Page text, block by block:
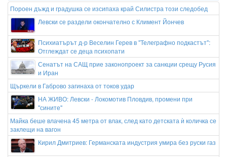
Пороен дъжд и градушка се изсипаха край Силистра този следобед
Левски се раздели окончателно с Климент Йончев
Психиатърът д-р Веселин Герев в "Телеграфно подкастът":
Отглеждат се деца психопати
Сенатът на САЩ прие законопроект за санкции срещу Русия
и Иран
Щъркели в Габрово загинаха от токов удар
НА ЖИВО: Левски - Локомотив Пловдив, промени при
"сините"
Майка беше влачена 45 метра от влак, след като детската ѝ количка се
заклещи на вагон
Кирил Дмитриев: Германската индустрия умира без руски газ